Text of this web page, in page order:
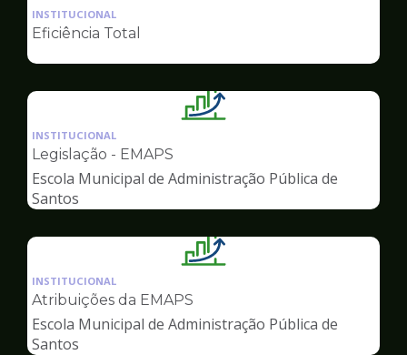
Gestão
INSTITUCIONAL
Eficiência Total
Ilustração
de
Gestão
INSTITUCIONAL
Legislação - EMAPS
Escola Municipal de Administração Pública de
Santos
Ilustração
de
Gestão
INSTITUCIONAL
Atribuições da EMAPS
Escola Municipal de Administração Pública de
Santos